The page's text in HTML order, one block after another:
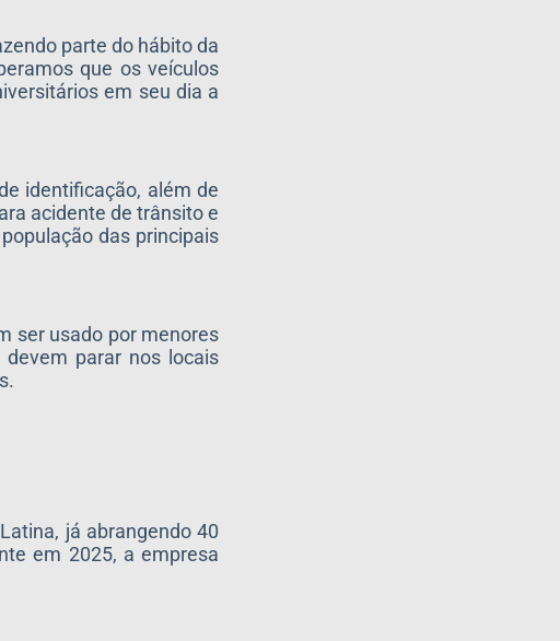
parte do hábito da
que os veículos
em seu dia a
identificação, além de
acidente de trânsito e
das principais
ser usado por menores
parar nos locais
já abrangendo 40
em 2025, a empresa